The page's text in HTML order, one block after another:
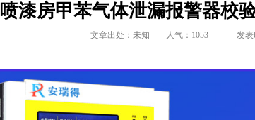
喷漆房甲苯气体泄漏报警器校
文章出处：未知 人气： 1053 发表